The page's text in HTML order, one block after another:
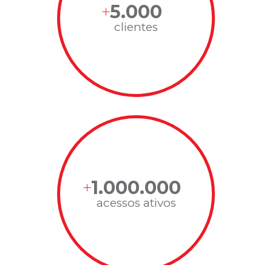
5.000
clientes
1.000.000
acessos ativos